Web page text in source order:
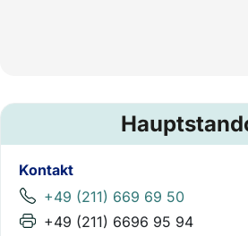
Kontakt
+49 (211) 669 69 50
+49 (211) 6696 95 94